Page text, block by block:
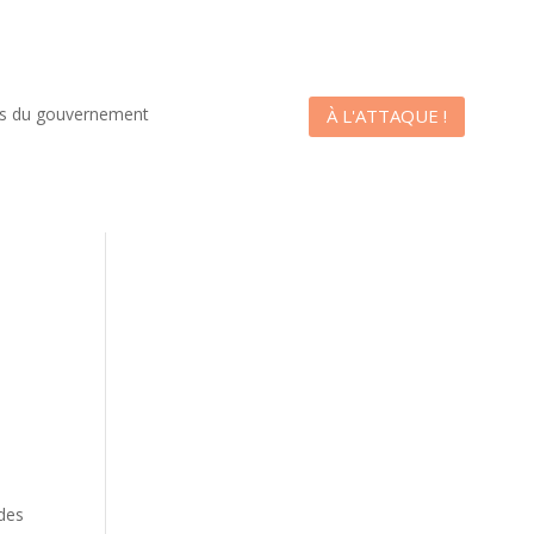
du gouvernement À L'ATTAQUE !